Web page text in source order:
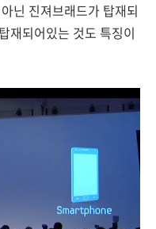
닌 진져브래드가 탑재되
재되어있는 것도 특징이